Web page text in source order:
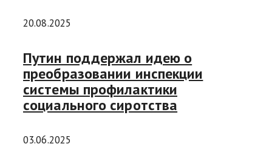
20.08.2025
Путин поддержал идею о
преобразовании инспекции
системы профилактики
социального сиротства
03.06.2025